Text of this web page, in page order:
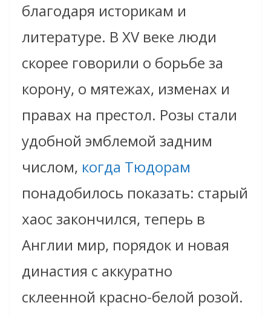
благодаря историкам и
литературе. В XV веке люди
скорее говорили о борьбе за
корону, о мятежах, изменах и
правах на престол. Розы стали
удобной эмблемой задним
числом, когда Тюдорам
понадобилось показать: старый
хаос закончился, теперь в
Англии мир, порядок и новая
династия с аккуратно
склеенной красно-белой розой.